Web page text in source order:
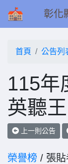
彰化
首頁 公告列
115年
英聽
上一則公告
榮譽榜 / 張貼